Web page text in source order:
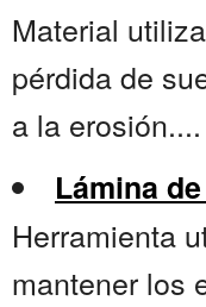
Material
pérdida de
a la erosión....
Lámina
Herramienta
mantener los